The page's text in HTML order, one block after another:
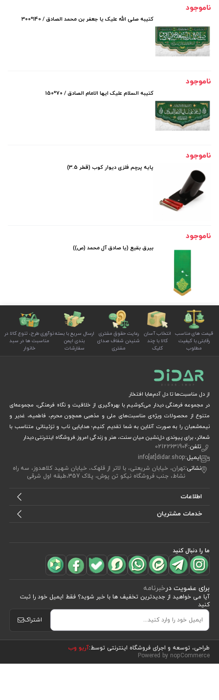
مشاهده محصولات(19)
ناموجود
کتیبه صلی الله علیک یا جعفر بن محمد الصادق / 140*300
ناموجود
کتیبه السلام علیک ایها الامام الصادق / 70*150
ناموجود
پایه پرچم فلزی دیوار کوب (قطر 3.5)
ناموجود
بیرق بقیع (یا صادق آل محمد (ص))
قیمت های مناسب
رقابتی با کیفیت
مطلوب
انتخاب آسان
کالا با چند
کلیک
رعایت حقوق مشتری
شنیدن شفاف صدای
مشتری
ارسال سریع با بسته
بندی ایمن
سفارشات
نوآوری طرح، تنوع کالا در
مناسبت ها در سبد
خانوار
از دل مناسبت‌ها تا دل آدم‌هابا افتخار
در مجموعه فرهنگی دیدار می‌کوشیم با بهره‌گیری از خلاقیت و نگاه فرهنگی، مجموعه‌ای
متنوع از محصولات ویژه‌ی مناسبت‌های ملی و مذهبی همچون محرم، فاطمیه، غدیر و
نیمه‌شعبان را به صورت آنلاین به شما تقدیم کنیم؛ هدایایی ناب و تزئیناتی متناسب با
شعائر، برای پیوندی دل‌نشین میان سنت، هنر و زندگی امروز.فروشگاه اینترنتی دیدار
تلفن:02122631904
ایمیل:info[at]didar.shop
نشانی:تهران، خیابان شریعتی، با لاتر از قلهک، خیابان شهید کلاهدوز، سه راه
نشاط، جنب فروشگاه نیکو تن پوش، پلاک 357،طبقه اول شرقی
اطلاعات
خدمات مشتریان
ما را دنبال کنید
برای عضویت درخبرنامه
آیا می خواهید از جدید‌ترین تخفیف‌ ها با‌ خبر شوید؟ فقط ایمیل خود را ثبت
کنید
اشتراک
طراحی، توسعه و اجرای فروشگاه اینترنتی توسط:آریو وب
Powered by nopCommerce